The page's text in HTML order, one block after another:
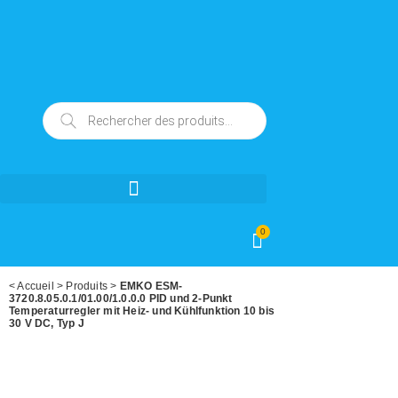
0
<Accueil > Produits > EMKO ESM-
3720.8.05.0.1/01.00/1.0.0.0 PID und 2-Punkt
Temperaturregler mit Heiz- und Kühlfunktion 10 bis
30 V DC, Typ J